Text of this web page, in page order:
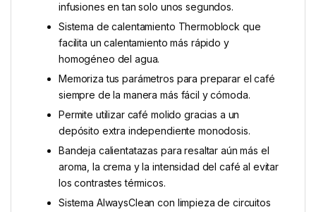
infusiones en tan solo unos segundos.
Sistema de calentamiento Thermoblock que
facilita un calentamiento más rápido y
homogéneo del agua.
Memoriza tus parámetros para preparar el café
siempre de la manera más fácil y cómoda.
Permite utilizar café molido gracias a un
depósito extra independiente monodosis.
Bandeja calientatazas para resaltar aún más el
aroma, la crema y la intensidad del café al evitar
los contrastes térmicos.
Sistema AlwaysClean con limpieza de circuitos